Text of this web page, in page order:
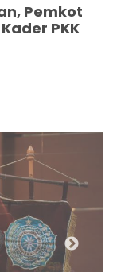
Pemkot
PKK